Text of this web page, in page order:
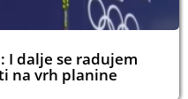
I dalje se radujem
na vrh planine